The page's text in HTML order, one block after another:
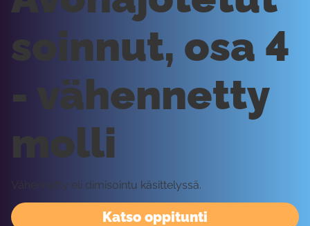
Katso oppitunti
soinnut, osa 4
- vähennetty
molli
Vähennetty eli dimisointu käsittelyssä.